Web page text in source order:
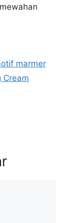
marmer
Cream